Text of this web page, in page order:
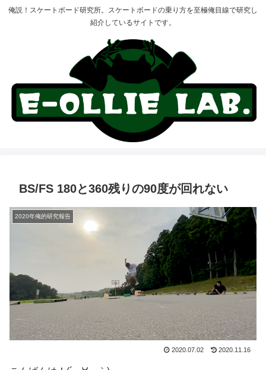
俺説！スケートボード研究所。スケートボードの乗り方を至極俺目線で研究し
紹介しているサイトです。
BS/FS 180と360残りの90度が回れない
2020年俺的研究報告
2020.07.02 2020.11.16